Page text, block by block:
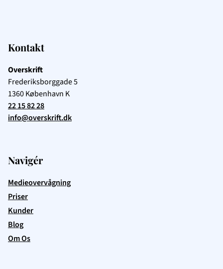
Kontakt
Overskrift
Frederiksborggade 5
1360København K
22 15 82 28
info@overskrift.dk
Navigér
Medieovervågning
Priser
Kunder
Blog
Om Os